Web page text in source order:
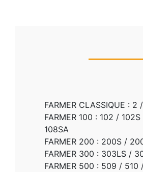
FARMER CLASSIQUE :
FARMER 100 : 102 /
108SA
FARMER 200 : 200S /
FARMER 300 : 303LS /
FARMER 500 : 509 / 510